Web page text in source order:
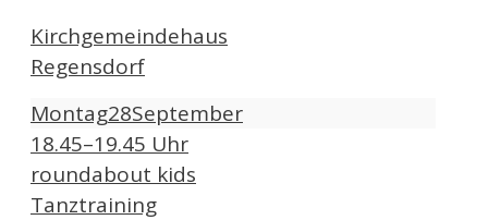
Kirchgemeindehaus
Regensdorf
Montag28September
18.45–19.45 Uhr
roundabout kids
Tanztraining